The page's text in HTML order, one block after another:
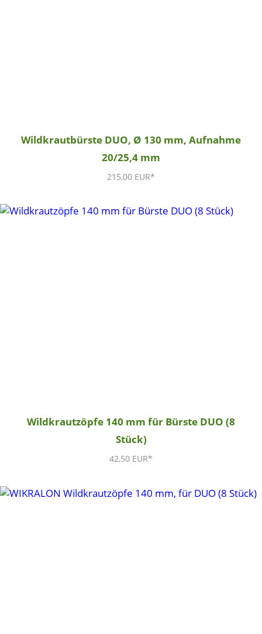
Wildkrautbürste DUO, Ø 130 mm, Aufnahme
20/25,4 mm
215,00 EUR*
Wildkrautzöpfe 140 mm für Bürste DUO (8
Stück)
42,50 EUR*